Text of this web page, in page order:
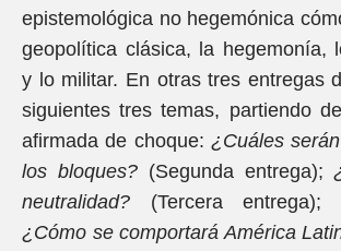
epistemológica no hegemónica
geopolítica clásica, la hegemonía,
y lo militar. En otras tres entregas
siguientes tres temas, partiendo
afirmada de choque: ¿Cuáles
los bloques?(Segunda entrega);
neutralidad? (Tercera entrega);
¿Cómo se comportará América